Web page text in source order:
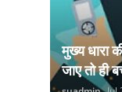
मुख्य धारा
जाए तो ही